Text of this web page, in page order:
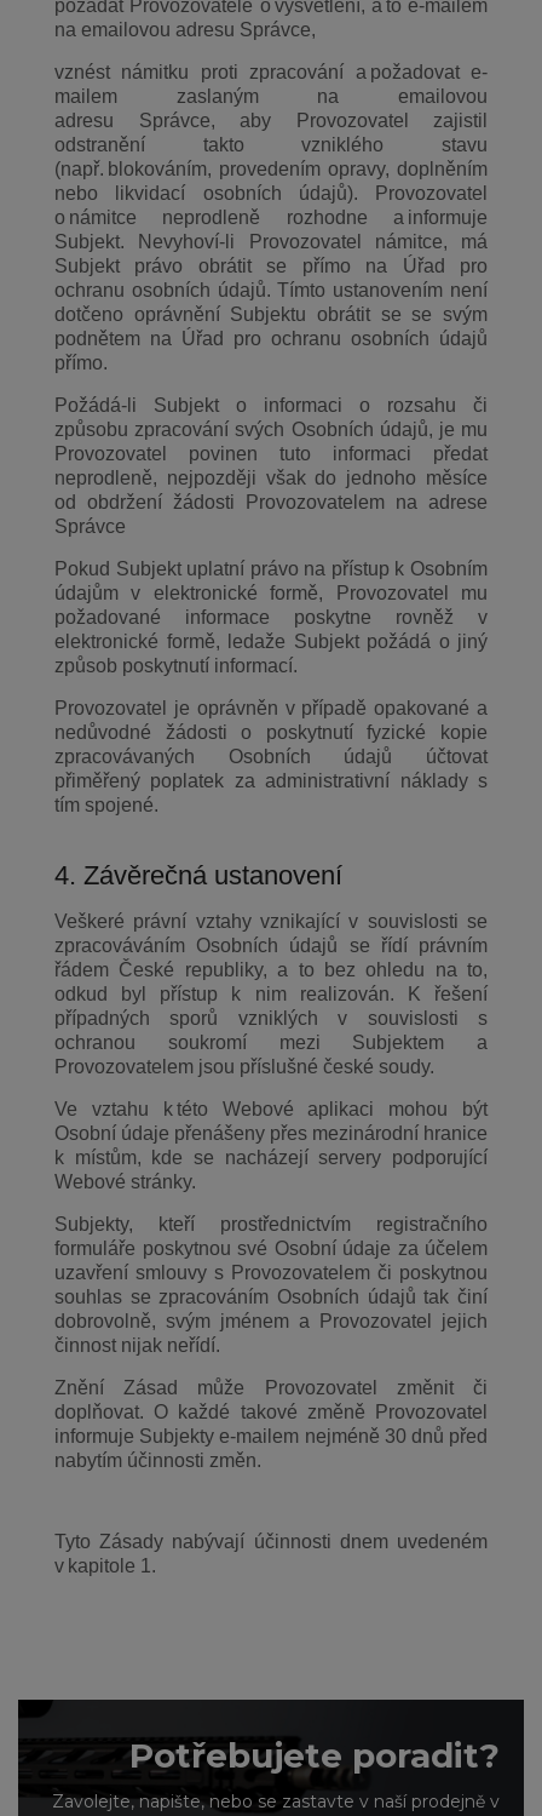
požádat Provozovatele o vysvětlení, a to e-mailem
na emailovou adresu Správce,
vznést námitku proti zpracování a požadovat e-
mailem zaslaným na emailovou
adresu Správce, aby Provozovatel zajistil
odstranění takto vzniklého stavu
(např. blokováním, provedením opravy, doplněním
nebo likvidací osobních údajů). Provozovatel
o námitce neprodleně rozhodne a informuje
Subjekt. Nevyhoví-li Provozovatel námitce, má
Subjekt právo obrátit se přímo na Úřad pro
ochranu osobních údajů. Tímto ustanovením není
dotčeno oprávnění Subjektu obrátit se se svým
podnětem na Úřad pro ochranu osobních údajů
přímo.
Požádá-li Subjekt o informaci o rozsahu či
způsobu zpracování svých Osobních údajů, je mu
Provozovatel povinen tuto informaci předat
neprodleně, nejpozději však do jednoho měsíce
od obdržení žádosti Provozovatelem na adrese
Správce
Pokud Subjekt uplatní právo na přístup k Osobním
údajům v elektronické formě, Provozovatel mu
požadované informace poskytne rovněž v
elektronické formě, ledaže Subjekt požádá o jiný
způsob poskytnutí informací.
Provozovatel je oprávněn v případě opakované a
nedůvodné žádosti o poskytnutí fyzické kopie
zpracovávaných Osobních údajů účtovat
přiměřený poplatek za administrativní náklady s
tím spojené.
4. Závěrečná ustanovení
Veškeré právní vztahy vznikající v souvislosti se
zpracováváním Osobních údajů se řídí právním
řádem České republiky, a to bez ohledu na to,
odkud byl přístup k nim realizován. K řešení
případných sporů vzniklých v souvislosti s
ochranou soukromí mezi Subjektem a
Provozovatelem jsou příslušné české soudy.
Ve vztahu k této Webové aplikaci mohou být
Osobní údaje přenášeny přes mezinárodní hranice
k místům, kde se nacházejí servery podporující
Webové stránky.
Subjekty, kteří prostřednictvím registračního
formuláře poskytnou své Osobní údaje za účelem
uzavření smlouvy s Provozovatelem či poskytnou
souhlas se zpracováním Osobních údajů tak činí
dobrovolně, svým jménem a Provozovatel jejich
činnost nijak neřídí.
Znění Zásad může Provozovatel změnit či
doplňovat. O každé takové změně Provozovatel
informuje Subjekty e-mailem nejméně 30 dnů před
nabytím účinnosti změn.
Tyto Zásady nabývají účinnosti dnem uvedeném
v kapitole 1.
Potřebujete poradit?
Zavolejte, napište, nebo se zastavte v naší prodejně v